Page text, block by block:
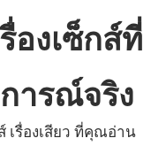
องเซ็กส์ที่
ารณ์จริง
เรื่องเสียว ที่คุณอ่าน